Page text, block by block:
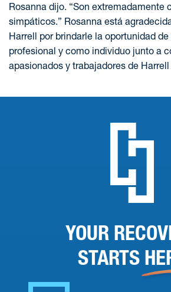
Rosanna dijo. “Son extremadamente
simpáticos.” Rosanna está
Harrell por brindarle la oportunidad
profesional y como individuo junto a
apasionados y trabajadores de Harrell
YOUR
STARTS